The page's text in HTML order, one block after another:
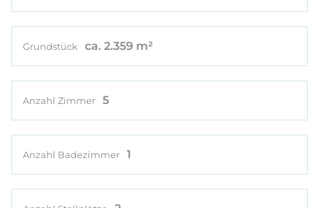
Grundstück ca. 2.359 m²
Anzahl Zimmer 5
Anzahl Badezimmer 1